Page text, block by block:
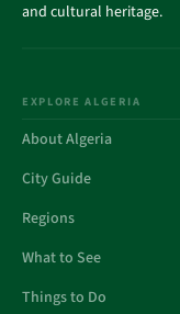
and cultural heritage.
EXPLORE ALGERIA
About Algeria
City Guide
Regions
What to See
Things to Do